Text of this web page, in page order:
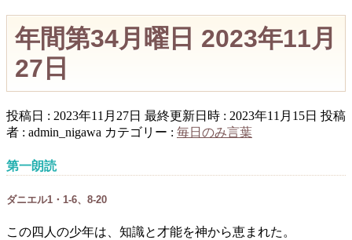
年間第34月曜日 2023年11月
27日
投稿日 : 2023年11月27日 最終更新日時 : 2023年11月15日 投稿
者 : admin_nigawa カテゴリー : 毎日のみ言葉
第一朗読
ダニエル1・1-6、8-20
この四人の少年は、知識と才能を神から恵まれた。